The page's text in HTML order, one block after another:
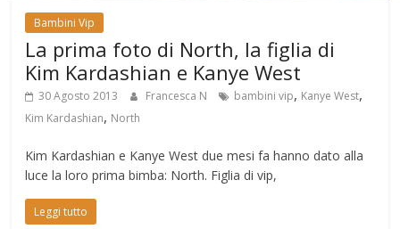
Bambini Vip
La prima foto di North, la figlia di
Kim Kardashian e Kanye West
30 Agosto 2013 Francesca N bambini vip, Kanye West,
Kim Kardashian, North
Kim Kardashian e Kanye West due mesi fa hanno dato alla
luce la loro prima bimba: North. Figlia di vip,
Leggi tutto